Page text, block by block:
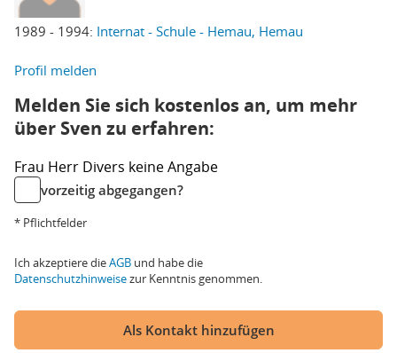
1989 - 1994: Internat - Schule - Hemau, Hemau
Profil melden
Melden Sie sich kostenlos an, um mehr
über Sven zu erfahren:
Frau Herr Divers keine Angabe
vorzeitig abgegangen?
* Pflichtfelder
Ich akzeptiere dieAGB und habe die
Datenschutzhinweisezur Kenntnis genommen.
Als Kontakt hinzufügen